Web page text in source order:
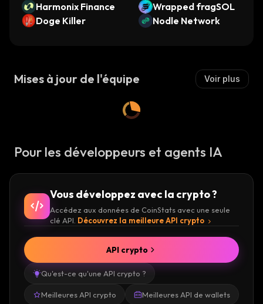
PoS)
d
rld xStock
Harmonix Finance
Wrapped fragSOL
Doge Killer
Nodle Network
Mises à jour de l'équipe Voir plus
Pour les développeurs et agents IA
Vous développez avec la crypto ?
Accédez aux données de CoinStats avec une seule
clé API. Découvrez la meilleure API crypto
Qu'est-ce qu'une API crypto ?
Meilleures API crypto Meilleures API de wallets
API crypto